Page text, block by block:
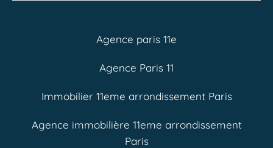
Agence paris 11e
Agence Paris 11
Immobilier 11eme arrondissement Paris
Agence immobilière 11eme arrondissement
Paris